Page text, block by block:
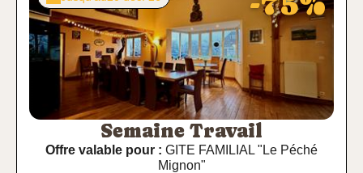
Semaine Travail
Offre valable pour : GITE FAMILIAL "Le Péché
Mignon"